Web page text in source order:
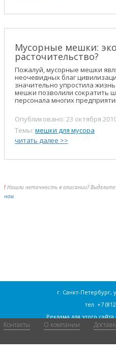
Мусорные мешки:
расточительство?
Пожалуй, мусорные мешки
неочевидных благ
значительно упростила
мешки позволили сократить
персонала многих
Опубликовано: 23 октября
Темы: мешки для мусора
читать далее >>
! Нашли неточность в описании?
нам.
г. Санкт-Петербург,
тел. +7
Реклама для этого
Согласие на
Контакты О компании